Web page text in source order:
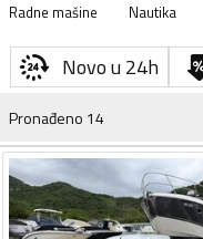
Radne mašine Nautika
Novo u 24h
Pronađeno 14